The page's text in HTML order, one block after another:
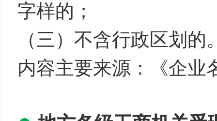
字样的；
（三）不含行政区划的
内容主要来源：《企业